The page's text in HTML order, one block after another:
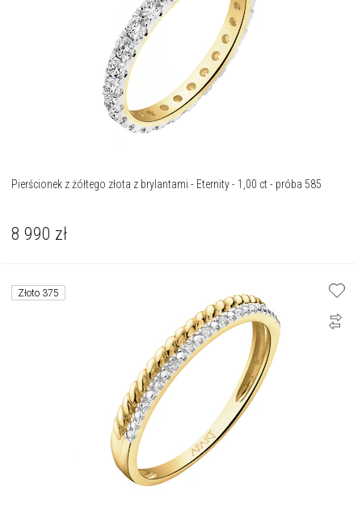
Pierścionek z żółtego złota z brylantami - Eternity - 1,00 ct - próba 585
8 990 zł
Złoto 375